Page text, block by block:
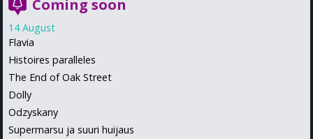
Coming soon
14 August
Flavia
Histoires paralleles
The End of Oak Street
Dolly
Odzyskany
Supermarsu ja suuri huijaus